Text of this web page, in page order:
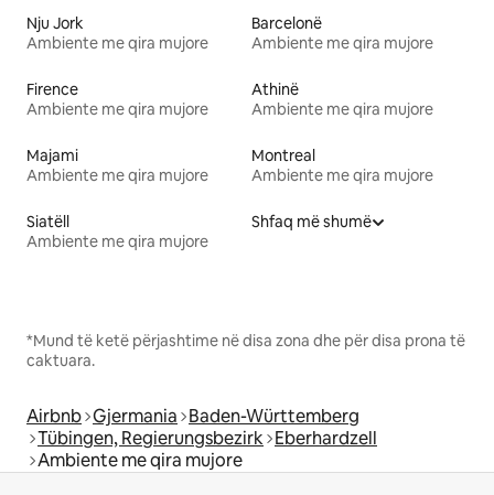
Nju Jork
Ambiente me qira mujore
Barcelonë
Ambiente me qira mujore
Firence
Ambiente me qira mujore
Athinë
Ambiente me qira mujore
Majami
Ambiente me qira mujore
Montreal
Ambiente me qira mujore
Siatëll
Ambiente me qira mujore
Shfaq më shumë
*Mund të ketë përjashtime në disa zona dhe për disa prona të
caktuara.
Airbnb Gjermania Baden-Württemberg
Tübingen, Regierungsbezirk Eberhardzell
Ambiente me qira mujore